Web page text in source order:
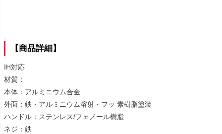
【商品詳細】
IH対応
材質：
本体：アルミニウム合金
外面：鉄・アルミニウム溶射・フッ 素樹脂塗装
ハンドル：ステンレス/フェノール樹脂
ネジ：鉄